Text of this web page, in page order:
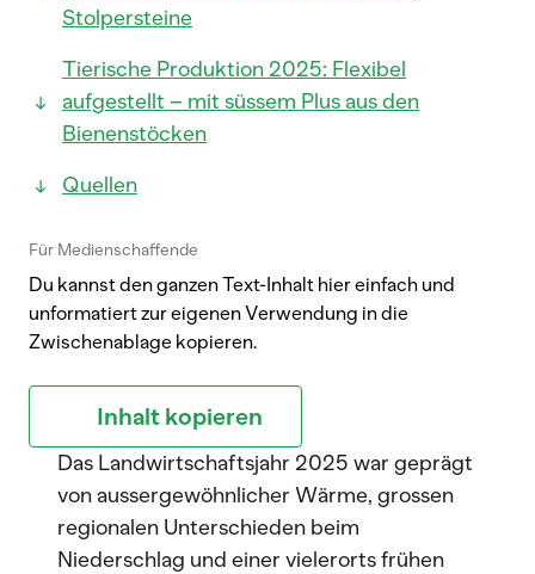
Stolpersteine
Tierische Produktion 2025: Flexibel
aufgestellt – mit süssem Plus aus den
Bienenstöcken
Quellen
Für Medienschaffende
Du kannst den ganzen Text-Inhalt hier einfach und
unformatiert zur eigenen Verwendung in die
Zwischenablage kopieren.
Inhalt kopieren
Das Landwirtschaftsjahr 2025 war geprägt
von aussergewöhnlicher Wärme, grossen
regionalen Unterschieden beim
Niederschlag und einer vielerorts frühen